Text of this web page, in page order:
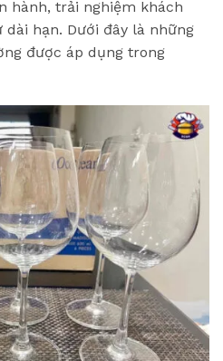
hành, trải nghiệm khách
hạn. Dưới đây là những
được áp dụng trong